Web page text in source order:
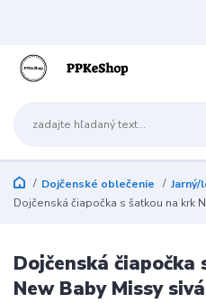
Dojčenské oblečenie
Dojčenská čiapočka s šatkou na krk
Dojčenská
New Baby Missy sivá